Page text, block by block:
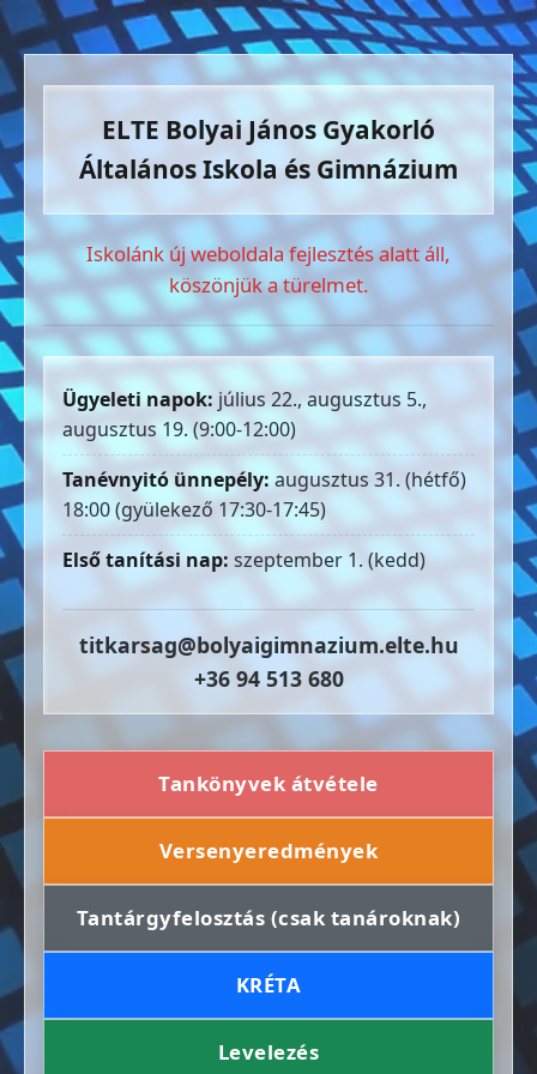
ELTE Bolyai János Gyakorló
Általános Iskola és Gimnázium
Iskolánk új weboldala fejlesztés alatt áll,
köszönjük a türelmet.
Ügyeleti napok: július 22., augusztus 5.,
augusztus 19. (9:00-12:00)
Tanévnyitó ünnepély: augusztus 31. (hétfő)
18:00 (gyülekező 17:30-17:45)
Első tanítási nap: szeptember 1. (kedd)
titkarsag@bolyaigimnazium.elte.hu
+36 94 513 680
Tankönyvek átvétele
Versenyeredmények
Tantárgyfelosztás (csak tanároknak)
KRÉTA
Levelezés